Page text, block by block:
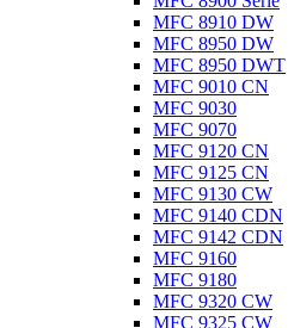
MFC 8910 DW
MFC 8950 DW
MFC 8950 DWT
MFC 9010 CN
MFC 9030
MFC 9070
MFC 9120 CN
MFC 9125 CN
MFC 9130 CW
MFC 9140 CDN
MFC 9142 CDN
MFC 9160
MFC 9180
MFC 9320 CW
MFC 9325 CW